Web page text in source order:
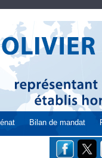
Bilan de mandat